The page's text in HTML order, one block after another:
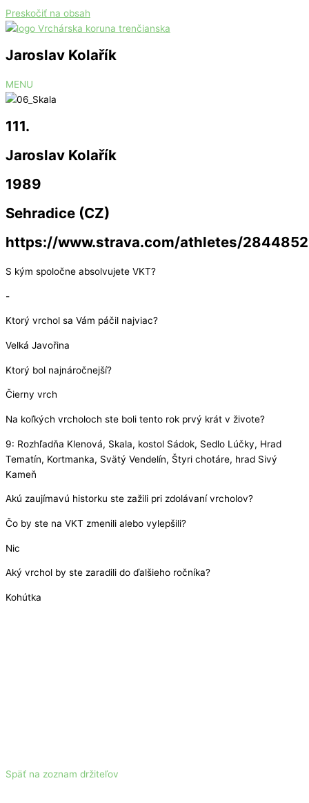
Preskočiť na obsah
Jaroslav Kolařík
MENU
111.
Jaroslav Kolařík
1989
Sehradice (CZ)
https://www.strava.com/athletes/
S kým spoločne absolvujete VKT?
-
Ktorý vrchol sa Vám páčil najviac?
Velká Javořina
Ktorý bol najnáročnejší?
Čierny vrch
Na koľkých vrcholoch ste boli tento rok prvý krát v živote?
9: Rozhľadňa Klenová, Skala, kostol Sádok, Sedlo Lúčky, Hrad
Tematín, Kortmanka, Svätý Vendelín, Štyri chotáre, hrad Sivý
Kameň
Akú zaujímavú historku ste zažili pri zdolávaní vrcholov?
Čo by ste na VKT zmenili alebo vylepšili?
Nic
Aký vrchol by ste zaradili do ďalšieho ročníka?
Kohútka
Späť na zoznam držiteľov